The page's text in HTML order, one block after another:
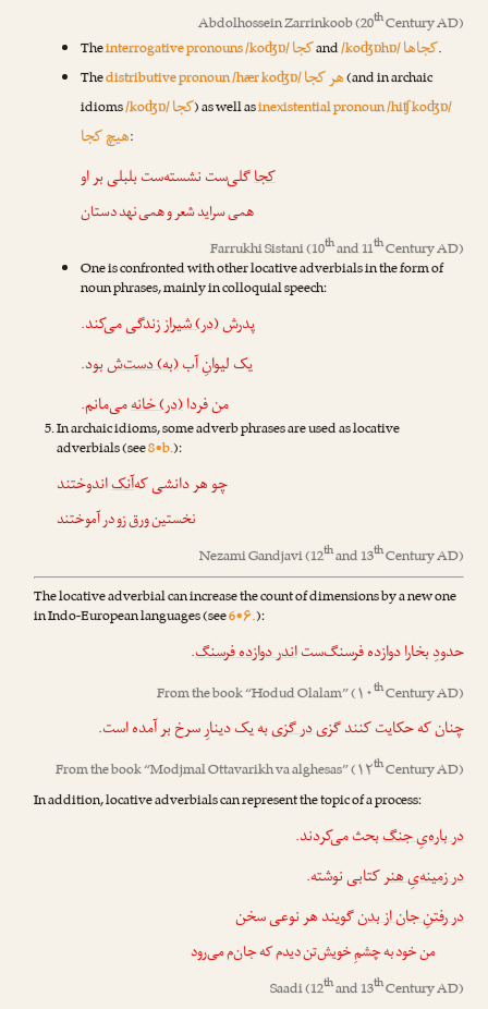
Abdolhossein Zarrinkoob(20thCentury AD)
Theinterrogative pronouns /koʤɒ/کجاand/koʤɒhɒ/کجاها.
Thedistributive pronoun /hær koʤɒ/هر کجا(and in archaic
idioms/koʤɒ/کجا) as well asinexistential pronoun /hiʧ koʤɒ/
هیچ کجا:
کجاگلی‌ست نشسته‌ست بلبلی بر او
همی سراید شعر و همی نهد دستان
Farrukhi Sistani(10thand 11thCentury AD)
One is confronted with other locative adverbials in the form of
noun phrases, mainly in colloquial speech:
پدرش(در) شیراززندگی می‌کند.
یک لیوانِ آب(به) دست‌شبود.
من فردا(در) خانهمی‌مانم.
In archaic idioms, some adverb phrases are used as locative
adverbials (see8•b.):
چو هر دانشی که‌آنکاندوختند
نخستین ورق زو در آموختند
Nezami Gandjavi(12thand 13thCentury AD)
The locative adverbial can increase the count of dimensions by a new one
in Indo-European languages (see6•۶.):
حدودِ بخارا دوازده فرسنگ‌ستاندر دوازده فرسنگ.
From the book “Hodud Olalam” (۱۰thCentury AD)
چنان که حکایت کنند گزیدر گزیبه یک دینارِ سرخ بر آمده است.
From the book “Modjmal Ottavarikh va alghesas” (۱۲thCentury AD)
In addition, locative adverbials can represent the topic of a process:
در باره‌یِ جنگبحث می‌کردند.
در زمینه‌یِ هنرکتابی نوشته.
در رفتنِ جان از بدنگویند هر نوعی سخن
من خود به چشمِ خویش‌تن دیدم که جان‌م می‌رود
Saadi(12thand 13thCentury AD)